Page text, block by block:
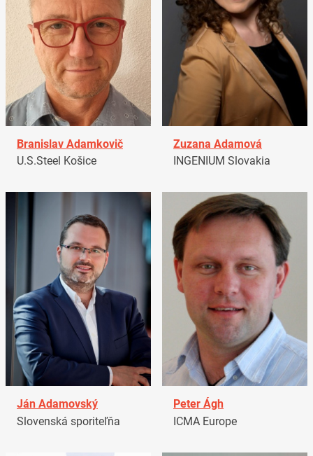
Branislav Adamkovič
U.S.Steel Košice
Zuzana Adamová
INGENIUM Slovakia
Ján Adamovský
Slovenská sporiteľňa
Peter Ágh
ICMA Europe